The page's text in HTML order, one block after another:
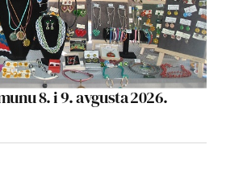
8. i 9. avgusta 2026.